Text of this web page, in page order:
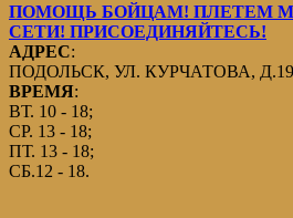
ПОМОЩЬ БОЙЦАМ! ПЛЕТЕМ
СЕТИ! ПРИСОЕДИНЯЙТЕСЬ!
АДРЕС:
ПОДОЛЬСК, УЛ. КУРЧАТОВА,
ВРЕМЯ:
ВТ. 10 - 18;
СР. 13 - 18;
ПТ. 13 - 18;
СБ.12 - 18.